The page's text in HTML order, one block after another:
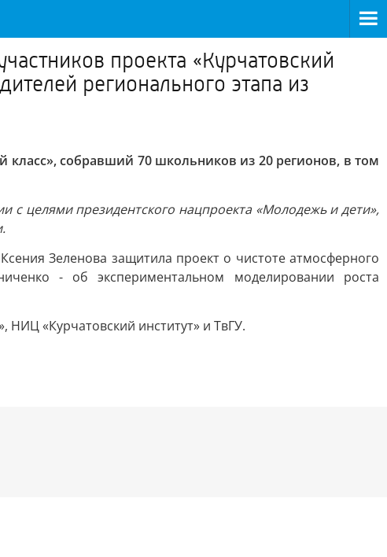
проекта «Курчатовский
регионального этапа из
собравший 70 школьников из 20 регионов, в том
с целями президентского нацпроекта «Молодежь и дети»,
Зеленова защитила проект о чистоте атмосферного
- об экспериментальном моделировании роста
«Курчатовский институт» и ТвГУ.